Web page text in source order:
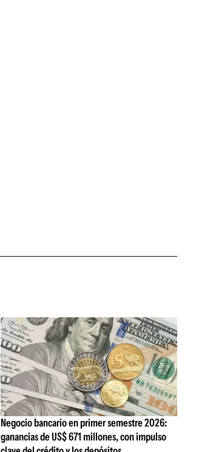
Negocio bancario en primer semestre 2026:
ganancias de US$ 671 millones, con impulso